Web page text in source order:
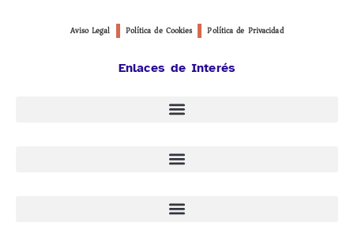
Aviso Legal Política de Cookies Política de Privacidad
Enlaces de Interés